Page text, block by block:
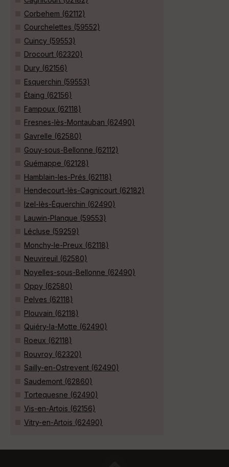
Corbehem (62112)
Courchelettes (59552)
Cuincy (59553)
Drocourt (62320)
Dury (62156)
Esquerchin (59553)
Étaing (62156)
Fampoux (62118)
Fresnes-lès-Montauban (62490)
Gavrelle (62580)
Gouy-sous-Bellonne (62112)
Guémappe (62128)
Hamblain-les-Prés (62118)
Hendecourt-lès-Cagnicourt (62182)
Izel-lès-Équerchin (62490)
Lauwin-Planque (59553)
Lécluse (59259)
Monchy-le-Preux (62118)
Neuvireuil (62580)
Noyelles-sous-Bellonne (62490)
Oppy (62580)
Pelves (62118)
Plouvain (62118)
Quiéry-la-Motte (62490)
Roeux (62118)
Rouvroy (62320)
Sailly-en-Ostrevent (62490)
Saudemont (62860)
Tortequesne (62490)
Vis-en-Artois (62156)
Vitry-en-Artois (62490)